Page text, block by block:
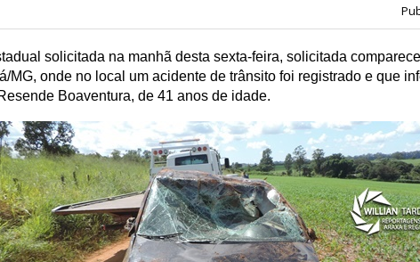
solicitada na manhã desta sexta-feira, solicitada
MG, onde no local um acidente de trânsito foi registrado e que
Boaventura, de 41 anos de idade.